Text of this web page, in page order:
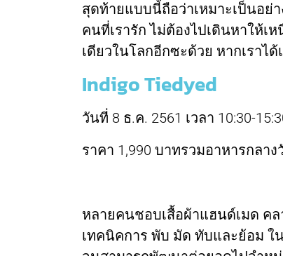
สุดท้ายแบบนี้ถือว่าเหมาะเป็นอย่
คนที่เรารัก ไม่ต้องไปเดินหาให้
เดียวในโลกอีกซะด้วย หากเราไ
Indigo Tiedyed
วันที่ 8 ธ.ค. 2561 เวลา 10:30-
ราคา 1,990 บาทรวมอาหารกลาง
หลายคนชอบเสื้อผ้าแฮนด์เมด คล
เทคนิคการ พับ มัด ทับและย้อม ใ